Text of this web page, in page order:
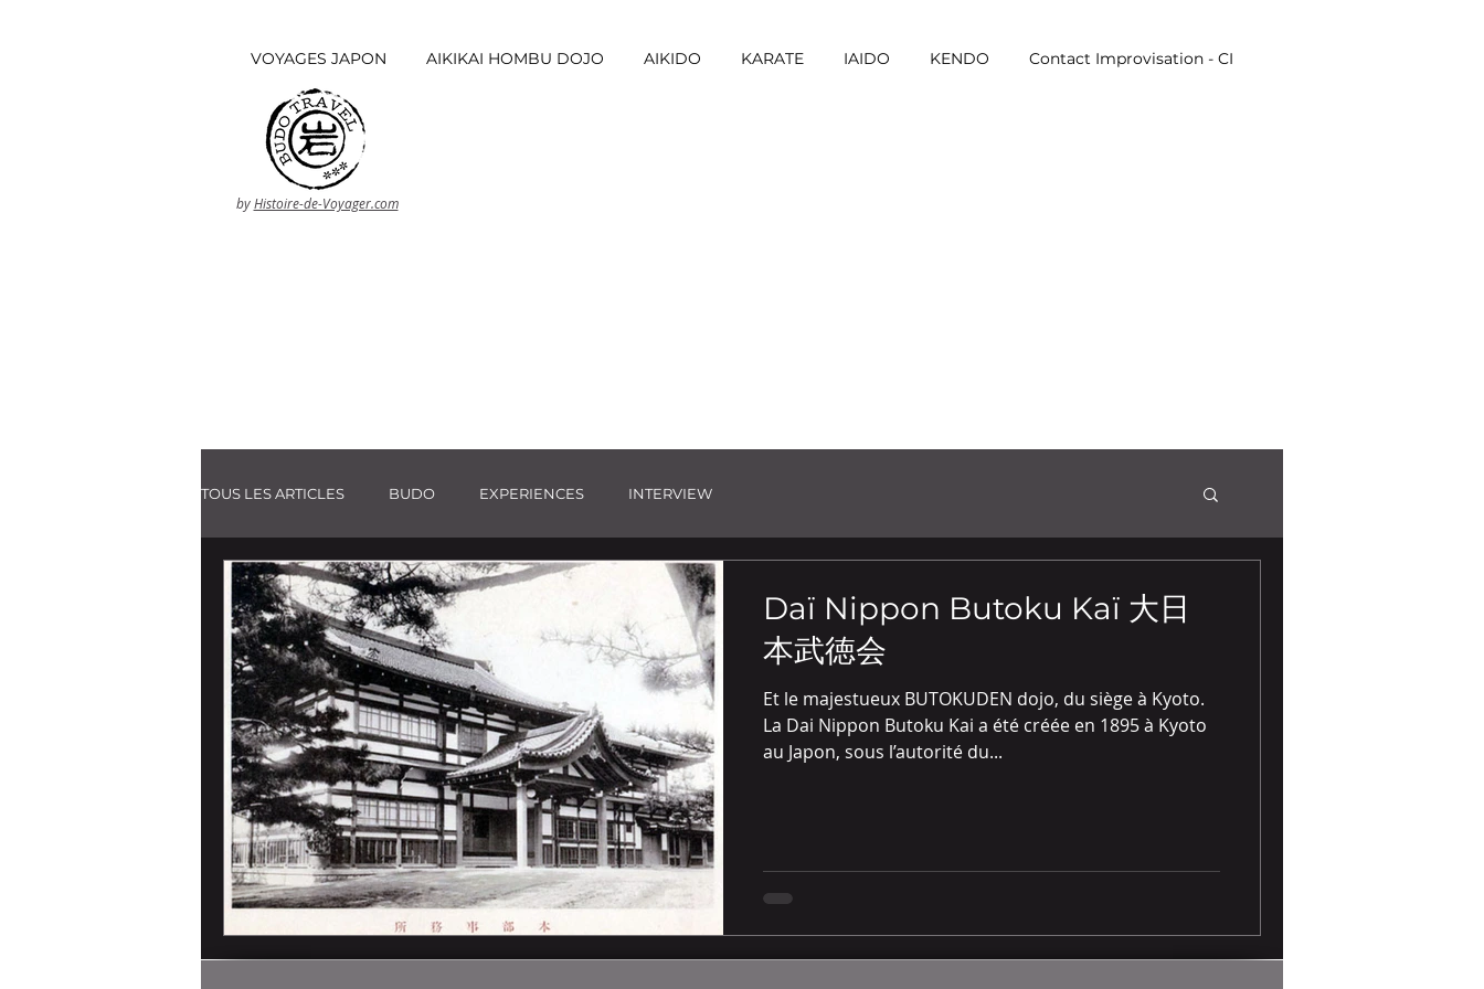
VOYAGES JAPON AIKIKAI HOMBU DOJO AIKIDO KARATE IAIDO KENDO Contact Improvisation - CI
byHistoire-de-Voyager.com
TOUS LES ARTICLES BUDO EXPERIENCES INTERVIEW
Daï Nippon Butoku Kaï 大日
本武徳会
Et le majestueux BUTOKUDEN dojo, du siège à Kyoto.
La Dai Nippon Butoku Kai a été créée en 1895 à Kyoto
au Japon, sous l’autorité du...